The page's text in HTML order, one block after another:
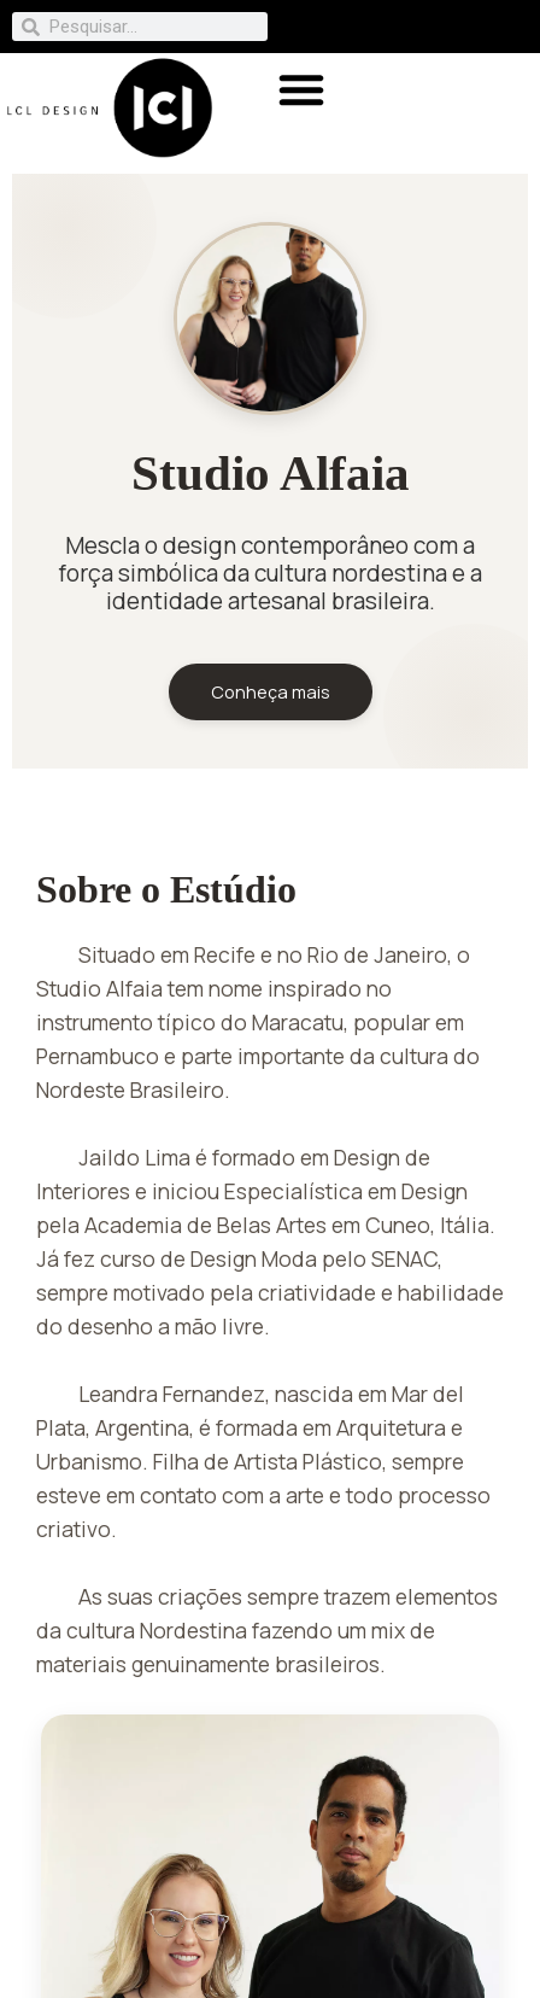
Studio Alfaia
Mescla o design contemporâneo com a
força simbólica da cultura nordestina e a
identidade artesanal brasileira.
Conheça mais
Sobre o Estúdio
Situado em Recife e no Rio de Janeiro, o
Studio Alfaia tem nome inspirado no
instrumento típico do Maracatu, popular em
Pernambuco e parte importante da cultura do
Nordeste Brasileiro.
Jaildo Lima é formado em Design de
Interiores e iniciou Especialística em Design
pela Academia de Belas Artes em Cuneo, Itália.
Já fez curso de Design Moda pelo SENAC,
sempre motivado pela criatividade e habilidade
do desenho a mão livre.
Leandra Fernandez, nascida em Mar del
Plata, Argentina, é formada em Arquitetura e
Urbanismo. Filha de Artista Plástico, sempre
esteve em contato com a arte e todo processo
criativo.
As suas criações sempre trazem elementos
da cultura Nordestina fazendo um mix de
materiais genuinamente brasileiros.